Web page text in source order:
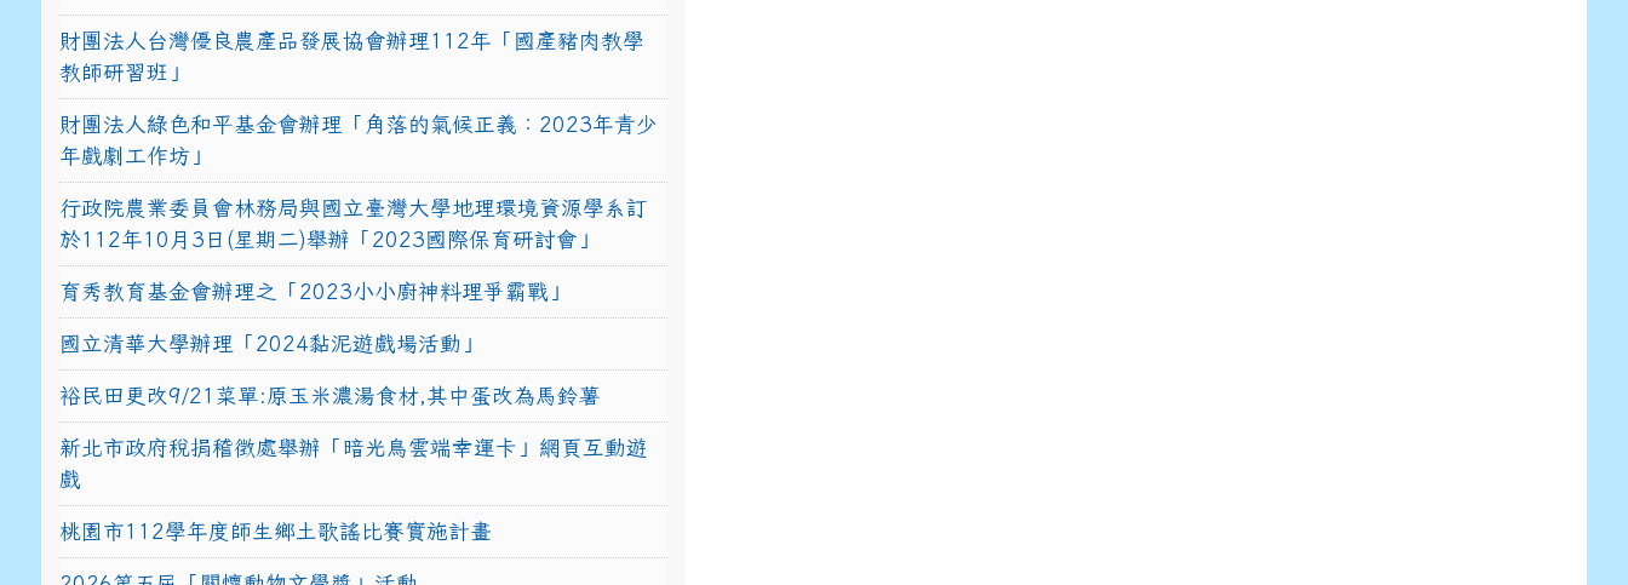
財團法人台灣優良農產品發展協會辦理112年「國產豬肉教學
教師研習班」
財團法人綠色和平基金會辦理「角落的氣候正義：2023年青少
年戲劇工作坊」
行政院農業委員會林務局與國立臺灣大學地理環境資源學系訂
於112年10月3日(星期二)舉辦「2023國際保育研討會」
育秀教育基金會辦理之「2023小小廚神料理爭霸戰」
國立清華大學辦理「2024黏泥遊戲場活動」
裕民田更改9/21菜單:原玉米濃湯食材,其中蛋改為馬鈴薯
新北市政府稅捐稽徵處舉辦「暗光鳥雲端幸運卡」網頁互動遊
戲
桃園市112學年度師生鄉土歌謠比賽實施計畫